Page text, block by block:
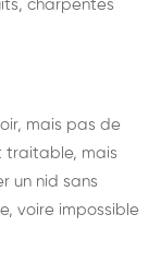
charpentes
mais pas de
traitable, mais
un nid sans
voire impossible